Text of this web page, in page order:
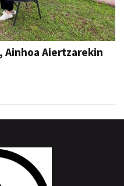
Ainhoa Aiertzarekin